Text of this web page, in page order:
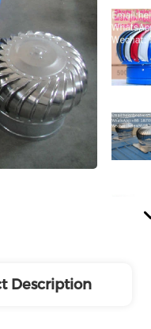
Description